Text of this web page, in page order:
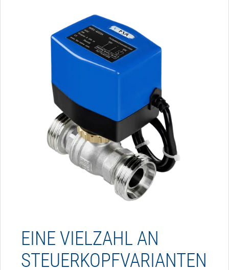
EINE VIELZAHL AN
STEUERKOPFVARIANTEN